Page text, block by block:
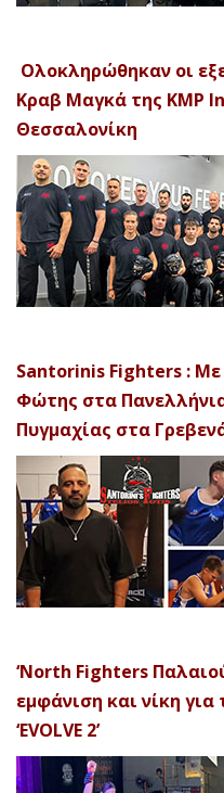
Ολοκληρώθηκαν οι
Κραβ Μαγκά της KMP
Θεσσαλονίκη
Santorinis Fighters : Με
Φώτης στα
Πυγμαχίας στα
‘North Fighters
εμφάνιση και νίκη
‘EVOLVE 2’